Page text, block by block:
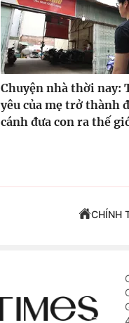
Chuyện nhà thời nay:
yêu của mẹ trở thành
cánh đưa con ra thế
CHÍNH